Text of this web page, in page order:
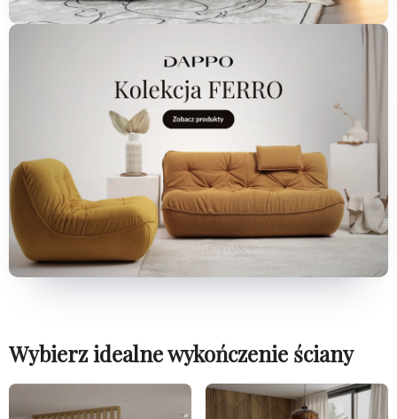
Wybierz idealne wykończenie ściany